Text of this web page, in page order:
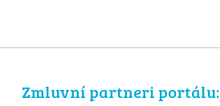
Zmluvní partneri portálu: